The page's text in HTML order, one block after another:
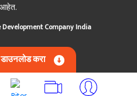
आहेत.
Company India
करा